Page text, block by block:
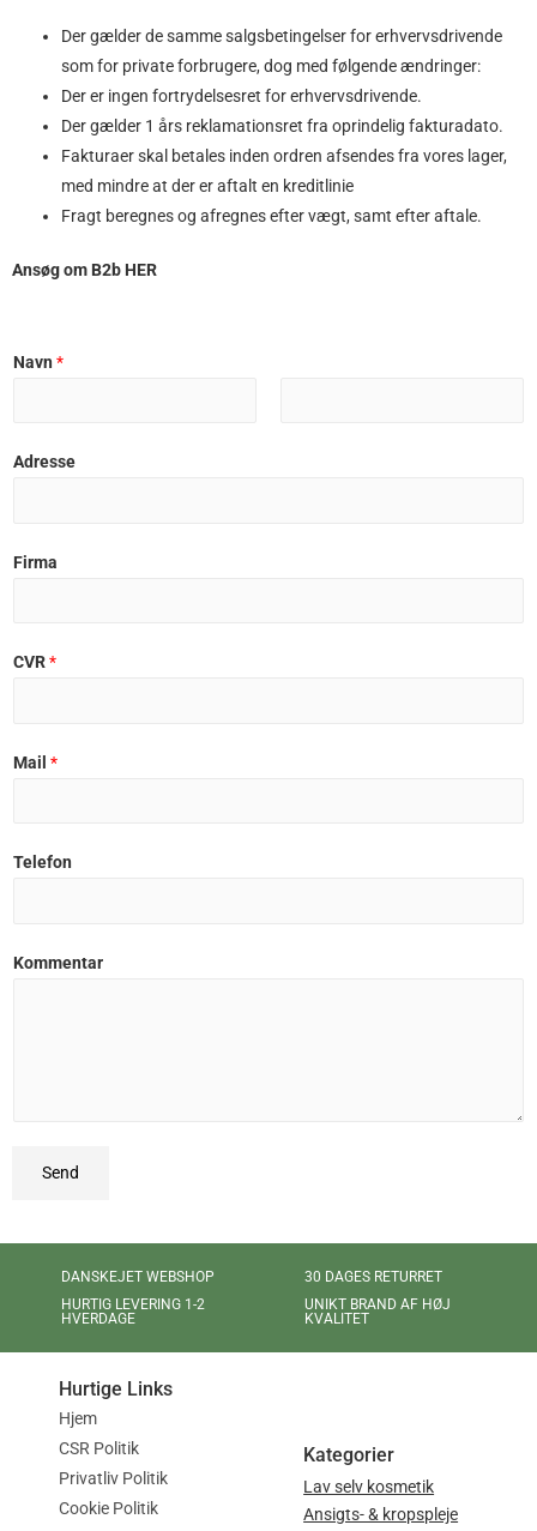
Der gælder de samme salgsbetingelser for erhvervsdrivende
som for private forbrugere, dog med følgende ændringer:
Der er ingen fortrydelsesret for erhvervsdrivende.
Der gælder 1 års reklamationsret fra oprindelig fakturadato.
Fakturaer skal betales inden ordren afsendes fra vores lager,
med mindre at der er aftalt en kreditlinie
Fragt beregnes og afregnes efter vægt, samt efter aftale.
Ansøg om B2b HER
Navn *
iAdresse
Firma
CVR*
Mail *
Telefon
Kommentar
Send
DANSKEJET WEBSHOP
HURTIG LEVERING 1-2
HVERDAGE
30 DAGES RETURRET
UNIKT BRAND AF HØJ
KVALITET
Hurtige Links
Hjem
CSR Politik
Privatliv Politik
Cookie Politik
Kategorier
Lav selv kosmetik
Ansigts- & kropspleje